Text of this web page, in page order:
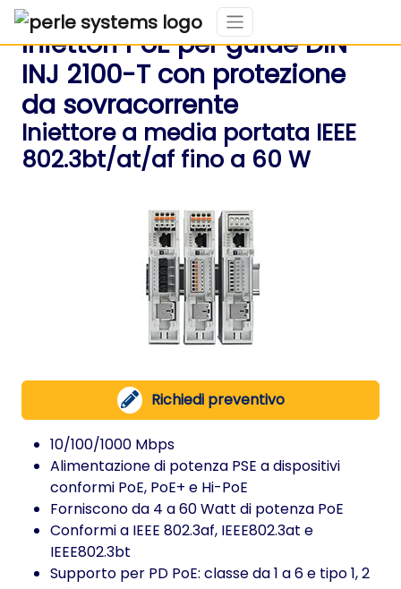
Iniettori PoE per guide DIN
INJ 2100-T con protezione
da sovracorrente
Iniettore a media portata IEEE
802.3bt/at/af fino a 60 W
Richiedi preventivo
10/100/1000 Mbps
Alimentazione di potenza PSE a dispositivi
conformi PoE, PoE+ e Hi-PoE
Forniscono da 4 a 60 Watt di potenza PoE
Conformi a IEEE 802.3af, IEEE802.3at e
IEEE802.3bt
Supporto per PD PoE: classe da 1 a 6 e tipo 1, 2